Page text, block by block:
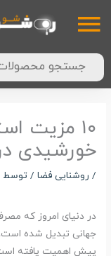
پایین
سربرگ
Products
search
۱۰ مزیت
خورشیدی
/ روشنایی فضا / توسط
در دنیای امروز که
جهانی تبدیل شده است،
پیش اهمیت یافته